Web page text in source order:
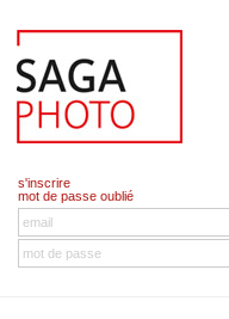
s'inscrire
mot de passe oublié